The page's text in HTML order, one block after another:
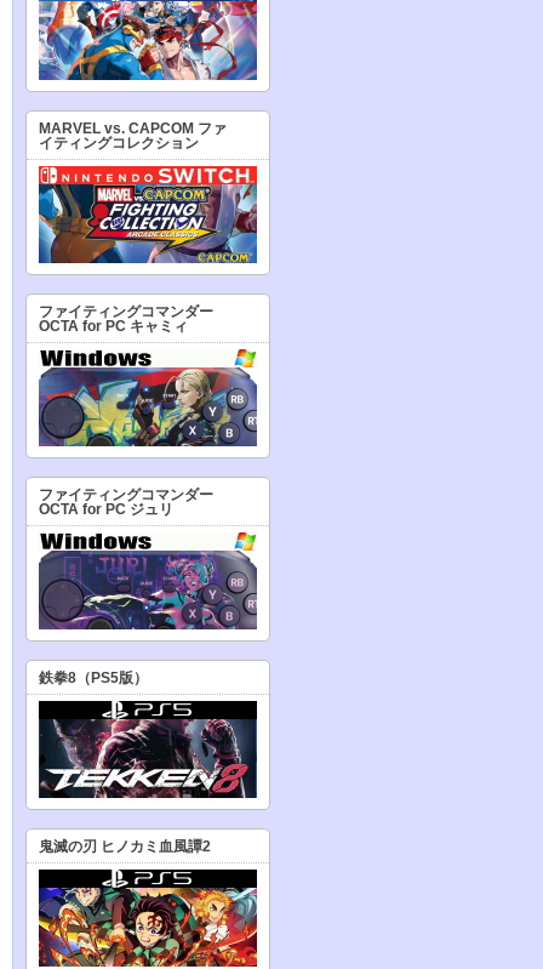
MARVEL vs. CAPCOM ファ
イティングコレクション
ファイティングコマンダー
OCTA for PC キャミィ
ファイティングコマンダー
OCTA for PC ジュリ
鉄拳8（PS5版）
鬼滅の刃 ヒノカミ血風譚2